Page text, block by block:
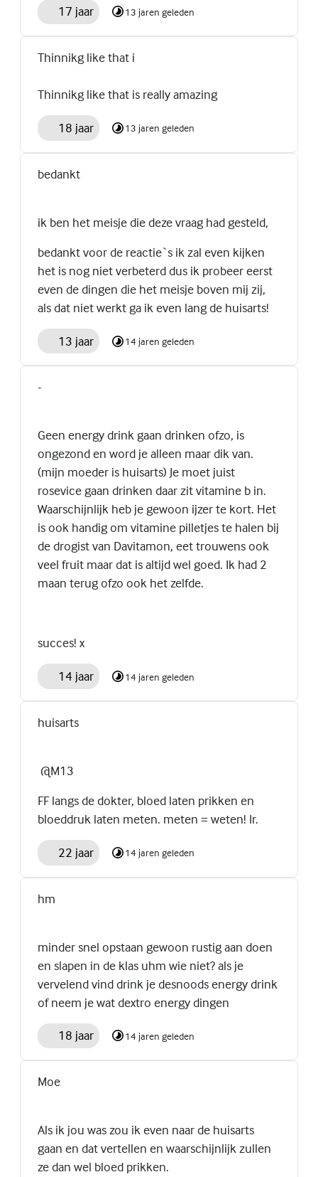
17 jaar 13 jaren geleden
Thinnikg like that i
Thinnikg like that is really amazing
18 jaar 13 jaren geleden
bedankt
ik ben het meisje die deze vraag had gesteld,
bedankt voor de reactie`s ik zal even kijken
het is nog niet verbeterd dus ik probeer eerst
even de dingen die het meisje boven mij zij,
als dat niet werkt ga ik even lang de huisarts!
13 jaar 14 jaren geleden
-
Geen energy drink gaan drinken ofzo, is
ongezond en word je alleen maar dik van.
(mijn moeder is huisarts) Je moet juist
rosevice gaan drinken daar zit vitamine b in.
Waarschijnlijk heb je gewoon ijzer te kort. Het
is ook handig om vitamine pilletjes te halen bij
de drogist van Davitamon, eet trouwens ook
veel fruit maar dat is altijd wel goed. Ik had 2
maan terug ofzo ook het zelfde.
succes! x
14 jaar 14 jaren geleden
huisarts
@M13
FF langs de dokter, bloed laten prikken en
bloeddruk laten meten. meten = weten! Ir.
22 jaar 14 jaren geleden
hm
minder snel opstaan gewoon rustig aan doen
en slapen in de klas uhm wie niet? als je
vervelend vind drink je desnoods energy drink
of neem je wat dextro energy dingen
18 jaar 14 jaren geleden
Moe
Als ik jou was zou ik even naar de huisarts
gaan en dat vertellen en waarschijnlijk zullen
ze dan wel bloed prikken.